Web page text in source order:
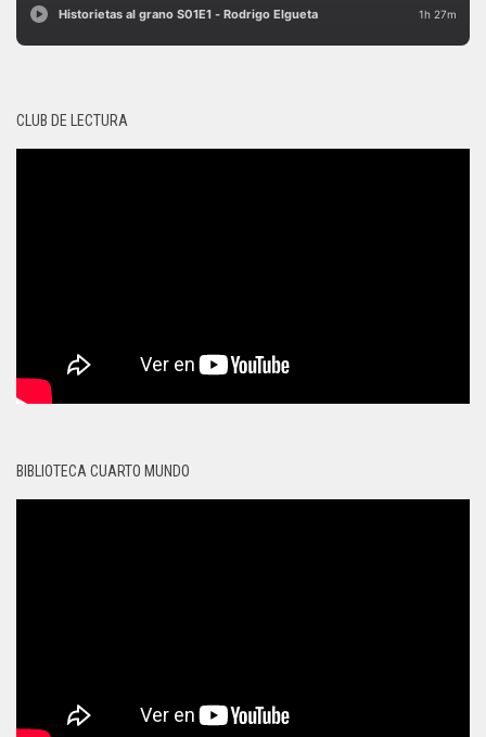
CLUB DE LECTURA
BIBLIOTECA CUARTO MUNDO